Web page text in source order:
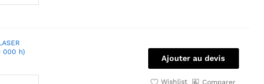
000 h)
Ajouter au devis
Wishlist Comparer